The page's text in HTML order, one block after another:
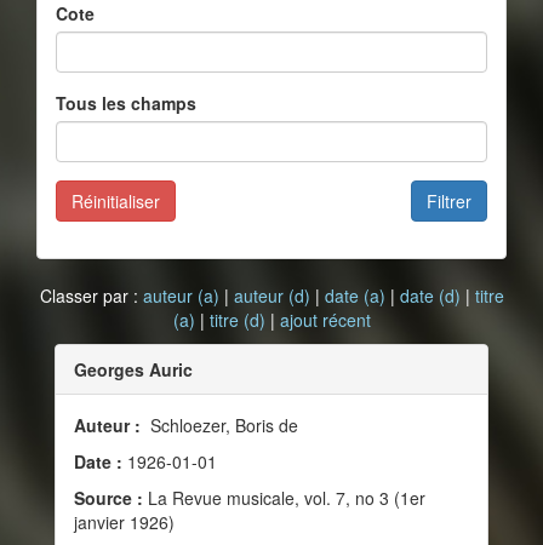
Cote
Tous les champs
Filtrer
Réinitialiser
Classer par : auteur (a) | auteur (d) | date (a) | date (d) | titre
(a) | titre (d) | ajout récent
Georges Auric
Auteur : Schloezer, Boris de
Date : 1926-01-01
Source : La Revue musicale, vol. 7, no 3 (1er
janvier 1926)